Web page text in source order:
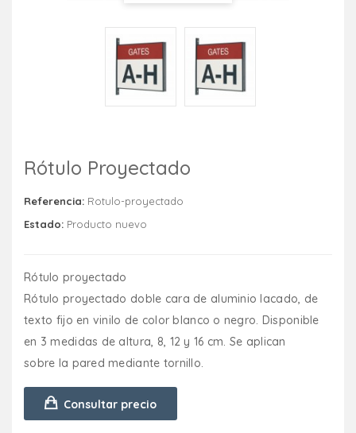
Rótulo Proyectado
Referencia: Rotulo-proyectado
Estado: Producto nuevo
Rótulo proyectado
Rótulo proyectado doble cara de aluminio lacado, de
texto fijo en vinilo de color blanco o negro. Disponible
en 3 medidas de altura, 8, 12 y 16 cm. Se aplican
sobre la pared mediante tornillo.
Consultar precio